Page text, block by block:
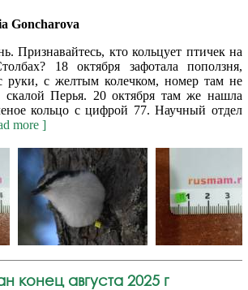
Goncharova
Признавайтесь, кто кольцует птичек на
18 октября зафотала поползня,
руки, с желтым колечком, номер там не
скалой Перья. 20 октября там же нашла
кольцо с цифрой 77. Научный отдел
more ]
конец августа 2025 г